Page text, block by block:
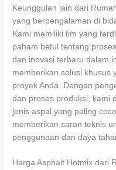
Keunggulan lain dari
yang berpengalaman di
Kami memiliki tim yang
paham betul tentang
dan inovasi terbaru dalam
memberikan solusi khusus
proyek Anda. Dengan
dan proses produksi, kami
jenis aspal yang paling
memberikan saran teknis
penggunaan dan daya
Harga Asphalt Hotmix dari